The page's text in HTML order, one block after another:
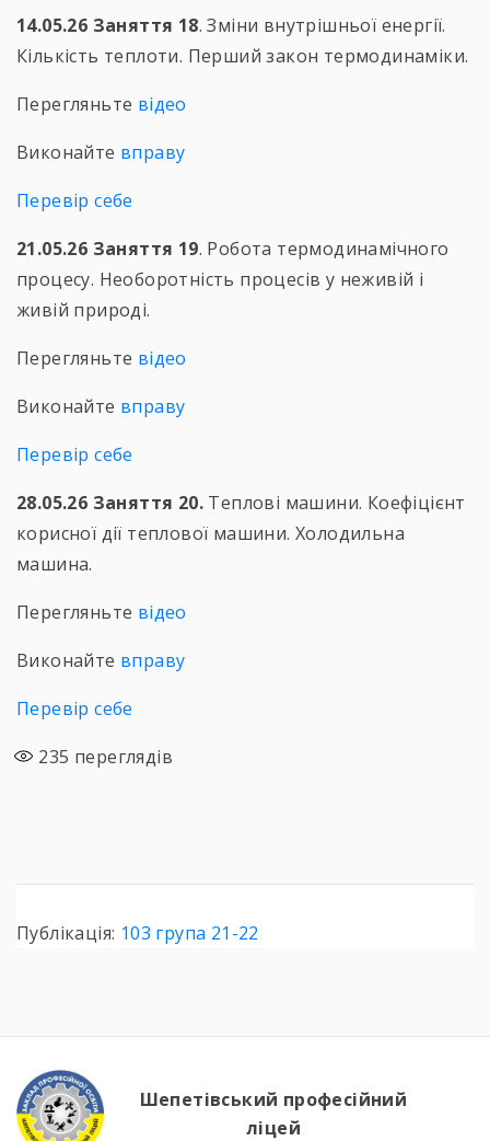
14.05.26 Заняття 18. Зміни внутрішньої енергії.
Кількість теплоти. Перший закон термодинаміки.
Перегляньте відео
Виконайте вправу
Перевір себе
21.05.26 Заняття 19. Робота термодинамічного
процесу. Необоротність процесів у неживій і
живій природі.
Перегляньте відео
Виконайте вправу
Перевір себе
28.05.26 Заняття 20. Теплові машини. Коефіцієнт
корисної дії теплової машини. Холодильна
машина.
Перегляньте відео
Виконайте вправу
Перевір себе
235 переглядів
Публікація: 103 група 21-22
Шепетівський професійний
ліцей